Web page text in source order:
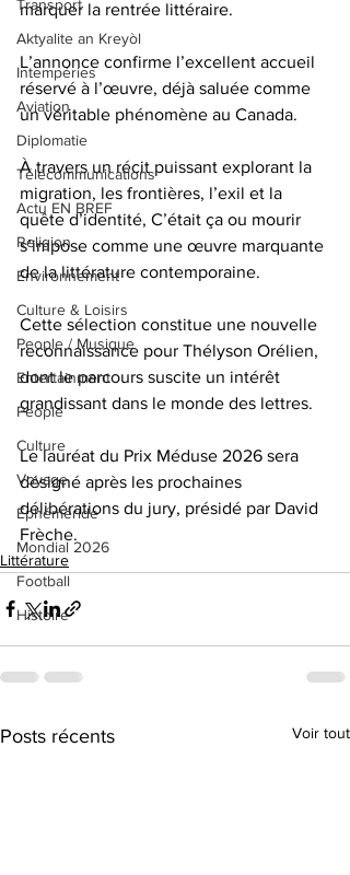
Transport
Aktyalite an Kreyòl
Intempéries
Aviation
Diplomatie
Télécommunications
Actu EN BREF
Religion
Environnement
Culture & Loisirs
People / Musique
Entertainment
People
Culture
Voyage
Éphéméride
Mondial 2026
Football
Histoire
marquer la rentrée littéraire.
L’annonce confirme l’excellent accueil
réservé à l’œuvre, déjà saluée comme
un véritable phénomène au Canada.
À travers un récit puissant explorant la
migration, les frontières, l’exil et la
quête d’identité, C’était ça ou mourir
s’impose comme une œuvre marquante
de la littérature contemporaine.
Cette sélection constitue une nouvelle
reconnaissance pour Thélyson Orélien,
dont le parcours suscite un intérêt
grandissant dans le monde des lettres.
Le lauréat du Prix Méduse 2026 sera
désigné après les prochaines
délibérations du jury, présidé par David
Frèche.
Littérature
Posts récents Voir tout